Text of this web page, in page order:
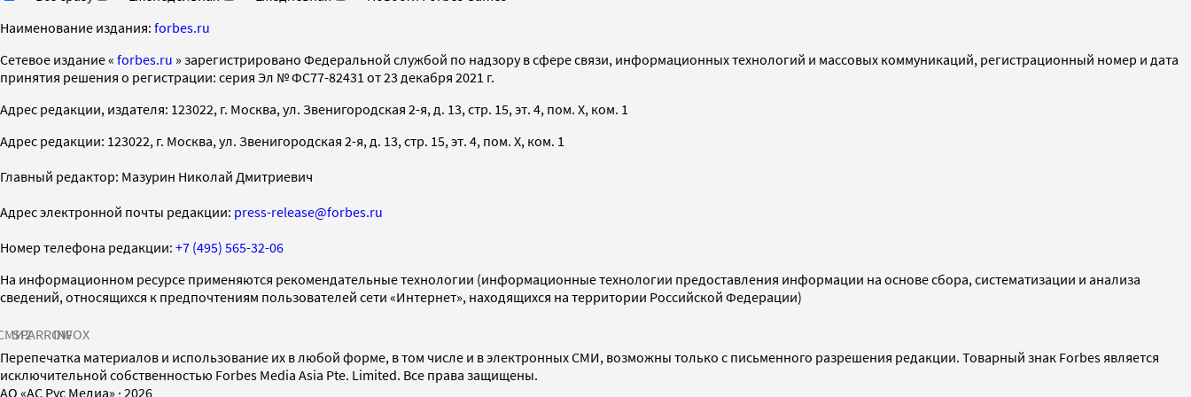
Наименование издания: forbes.ru
Cетевое издание « forbes.ru » зарегистрировано Федеральной службой по надзору в сфере связи, информационных технологий и массовых коммуникаций, регистрационный номер и дата
принятия решения о регистрации: серия Эл № ФС77-82431 от 23 декабря 2021 г.
Адрес редакции, издателя: 123022, г. Москва, ул. Звенигородская 2-я, д. 13, стр. 15, эт. 4, пом. X, ком. 1
Адрес редакции: 123022, г. Москва, ул. Звенигородская 2-я, д. 13, стр. 15, эт. 4, пом. X, ком. 1
Главный редактор: Мазурин Николай Дмитриевич
Адрес электронной почты редакции: press-release@forbes.ru
Номер телефона редакции: +7 (495) 565-32-06
На информационном ресурсе применяются рекомендательные технологии (информационные технологии предоставления информации на основе сбора, систематизации и анализа
сведений, относящихся к предпочтениям пользователей сети «Интернет», находящихся на территории Российской Федерации)
SPARROWINFOX
Перепечатка материалов и использование их в любой форме, в том числе и в электронных СМИ, возможны только с письменного разрешения редакции. Товарный знак Forbes является
исключительной собственностью Forbes Media Asia Pte. Limited. Все права защищены.
AO «АС Рус Медиа» · 2026